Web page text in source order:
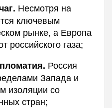
Несмотря на
ключевым
рынке, а Европа
российского газа;
Россия
Запада и
изоляции со
стран;